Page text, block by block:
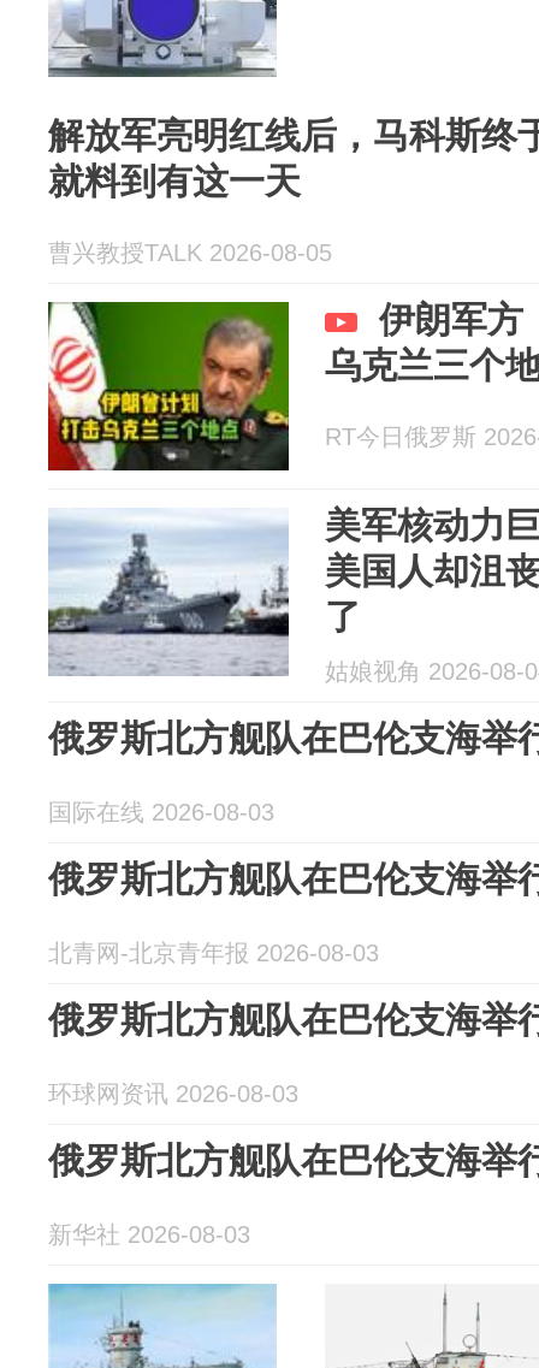
解放军亮明红线后，马科斯终
就料到有这一天
曹兴教授TALK 2026-08-05
伊朗军方
乌克兰三个
RT今日俄罗斯
美军核动力
美国人却沮
了
姑娘视角 2026-08-
俄罗斯北方舰队在巴伦支海举
国际在线 2026-08-03
俄罗斯北方舰队在巴伦支海举
北青网-北京青年报 2026-08-03
俄罗斯北方舰队在巴伦支海举
环球网资讯 2026-08-03
俄罗斯北方舰队在巴伦支海举
新华社 2026-08-03